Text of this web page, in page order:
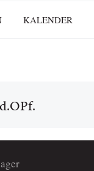
KALENDER